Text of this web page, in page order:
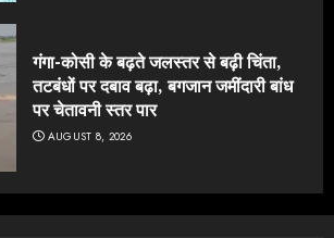
गंगा-कोसी के बढ़ते जलस्तर से बढ़ी चिंता,
तटबंधों पर दबाव बढ़ा, बगजान जमींदारी बांध
पर चेतावनी स्तर पार
AUGUST 8, 2026